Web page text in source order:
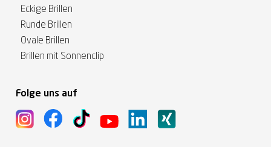
Eckige Brillen
Runde Brillen
Ovale Brillen
Brillen mit Sonnenclip
Folge uns auf